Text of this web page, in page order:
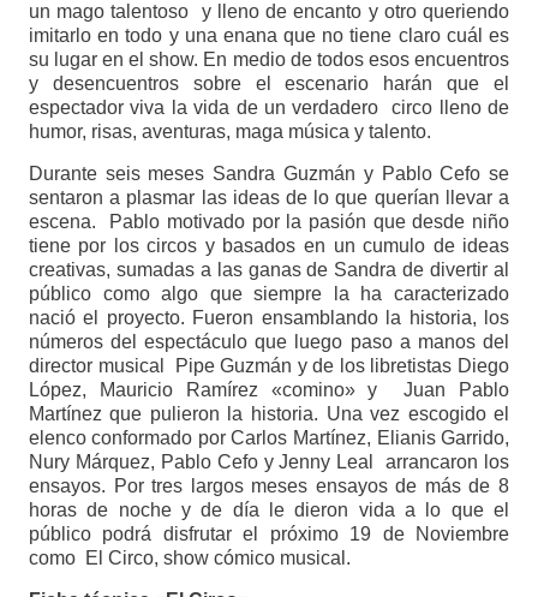
un mago talentoso y lleno de encanto y otro queriendo
imitarlo en todo y una enana que no tiene claro cuál es
su lugar en el show. En medio de todos esos encuentros
y desencuentros sobre el escenario harán que el
espectador viva la vida de un verdadero circo lleno de
humor, risas, aventuras, maga música y talento.
Durante seis meses Sandra Guzmán y Pablo Cefo se
sentaron a plasmar las ideas de lo que querían llevar a
escena. Pablo motivado por la pasión que desde niño
tiene por los circos y basados en un cumulo de ideas
creativas, sumadas a las ganas de Sandra de divertir al
público como algo que siempre la ha caracterizado
nació el proyecto. Fueron ensamblando la historia, los
números del espectáculo que luego paso a manos del
director musical Pipe Guzmán y de los libretistas Diego
López, Mauricio Ramírez «comino» y Juan Pablo
Martínez que pulieron la historia. Una vez escogido el
elenco conformado por Carlos Martínez, Elianis Garrido,
Nury Márquez, Pablo Cefo y Jenny Leal arrancaron los
ensayos. Por tres largos meses ensayos de más de 8
horas de noche y de día le dieron vida a lo que el
público podrá disfrutar el próximo 19 de Noviembre
como El Circo, show cómico musical.